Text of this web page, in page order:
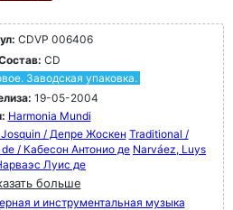
CDVP 006406
CD
Заводская упаковка.
19-05-2004
Harmonia Mundi
Josquin / Депре Жоскен Traditional /
/ Кабесон Антонио де Narváez, Luys
Луис де
больше
и инструментальная музыка